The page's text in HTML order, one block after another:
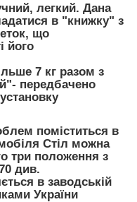
легкий. Дана
в "книжку" з
що
його
7 кг разом з
передбачено
поміститься в
Стіл можна
три положення з
див.
в заводській
України